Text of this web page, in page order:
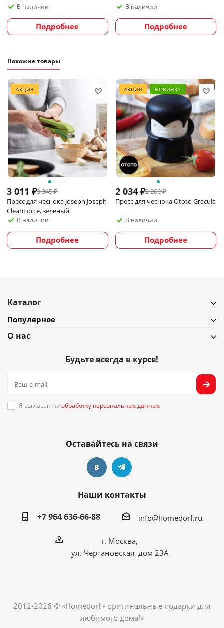
В наличии
Подробнее
В наличии
Подробнее
Похожие товары
АКЦИЯ
3 011 ₽3 345₽
Пресс для чеснока Joseph Joseph
CleanForce, зеленый
В наличии
Подробнее
АКЦИЯ НОВИНКА
2 034₽2 260₽
Пресс для чеснока Ototo Gracula
В наличии
Подробнее
Каталог
Популярное
О нас
Будьте всегда в курсе!
Я согласен на обработку персональных данных
Оставайтесь на связи
Наши контакты
+7 964 636-66-88
info@homedorf.ru
г. Москва,
ул. Чертановская, дом 23А
2012-2026 © «Homedorf - оригинальные подарки для
любимого дома!»